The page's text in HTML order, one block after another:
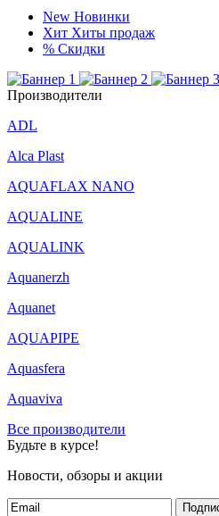
New Новинки
Хит Хиты продаж
% Скидки
Производители
ADL
Alca Plast
AQUAFLAX NANO
AQUALINE
AQUALINK
Aquanerzh
Aquanet
AQUAPIPE
Aquasfera
Aquaviva
Все производители
Будьте в курсе!
Новости, обзоры и акции